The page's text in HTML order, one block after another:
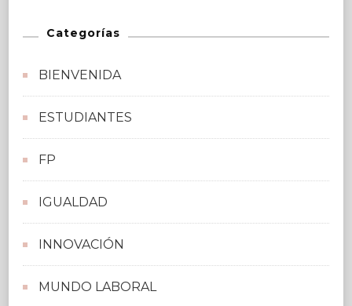
Categorías
BIENVENIDA
ESTUDIANTES
FP
IGUALDAD
INNOVACIÓN
MUNDO LABORAL